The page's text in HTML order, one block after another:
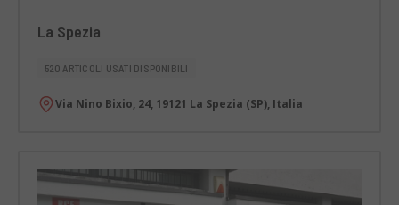
La Spezia
520 ARTICOLI USATI DISPONIBILI
Via Nino Bixio, 24, 19121 La Spezia (SP), Italia